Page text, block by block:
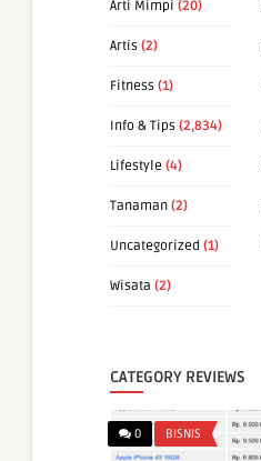
Arti Mimpi (20)
Artis (2)
Fitness (1)
Info & Tips (2,834)
Lifestyle (4)
Tanaman (2)
Uncategorized (1)
Wisata (2)
CATEGORY REVIEWS
0 BISNIS